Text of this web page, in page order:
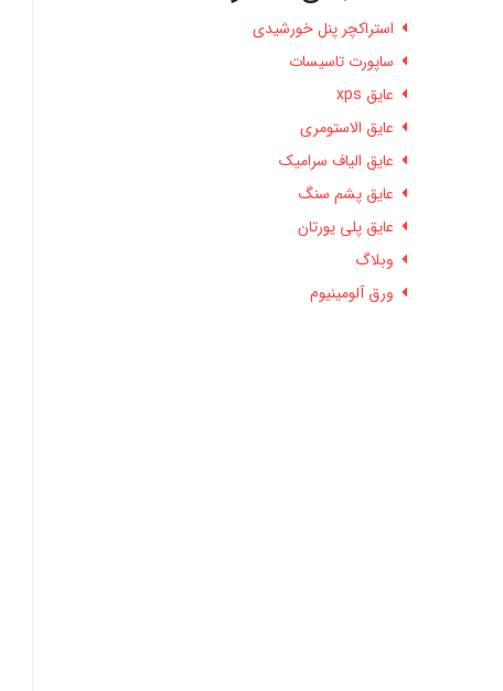
استراکچر پنل خورشیدی
ساپورت تاسیسات
عایق xps
عایق الاستومری
عایق الیاف سرامیک
عایق پشم سنگ
عایق پلی یورتان
وبلاگ
ورق آلومینیوم